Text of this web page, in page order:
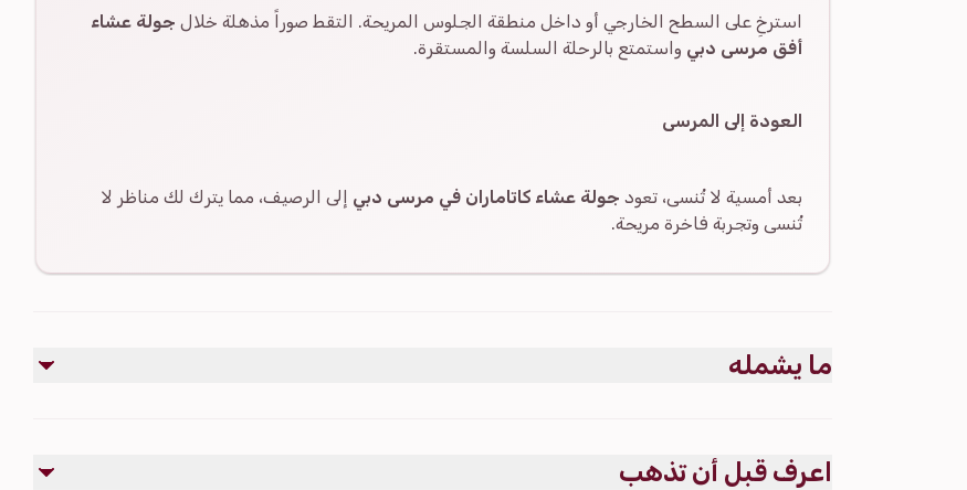
استرخِ على السطح الخارجي أو داخل منطقة الجلوس المريحة. التقط صوراً مذهلة خلال جولة عشاء
أفق مرسى دبي واستمتع بالرحلة السلسة والمستقرة.
العودة إلى المرسى
بعد أمسية لا تُنسى، تعود جولة عشاء كاتاماران في مرسى دبي إلى الرصيف، مما يترك لك مناظر لا
تُنسى وتجربة فاخرة مريحة.
ما يشمله
مشروب ترحيبي عند الصعود.
اعرف قبل أن تذهب